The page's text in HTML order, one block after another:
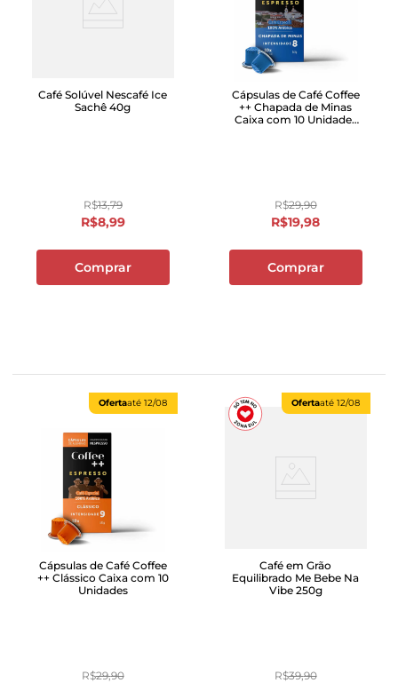
Café Solúvel Nescafé Ice
Sachê 40g
R$13,79
R$8,99
Comprar
Cápsulas de Café Coffee
++ Chapada de Minas
Caixa com 10 Unidades
R$29,90
R$19,98
Comprar
Ofertaaté 12/08
Cápsulas de Café Coffee
++ Clássico Caixa com 10
Unidades
R$29,90
Ofertaaté 12/08
Café em Grão
Equilibrado Me Bebe Na
Vibe 250g
R$39,90